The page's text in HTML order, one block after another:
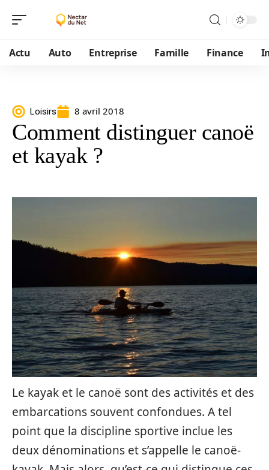
Actu Auto Entreprise Famille Finance
Loisirs 8 avril 2018
Comment distinguer canoë
et kayak ?
Le kayak et le canoë sont des activités et des
embarcations souvent confondues. A tel
point que la discipline sportive inclue les
deux dénominations et s’appelle le canoë-